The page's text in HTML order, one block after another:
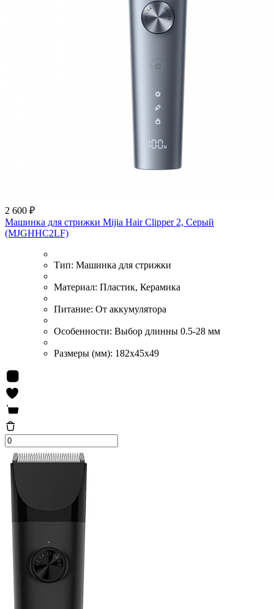
2 600 ₽
Машинка для стрижки Mijia Hair Clipper 2, Серый
(MJGHHC2LF)
Тип: Машинка для стрижки
Материал: Пластик, Керамика
Питание: От аккумулятора
Особенности: Выбор длинны 0.5-28 мм
Размеры (мм): 182х45х49